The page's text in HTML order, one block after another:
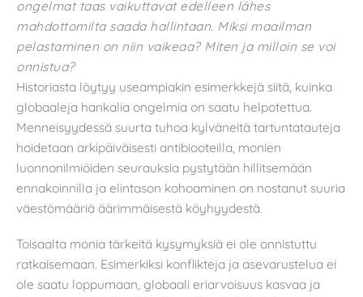
ongelmat taas vaikuttavat edelleen lähes
mahdottomilta saada hallintaan. Miksi maailman
pelastaminen on niin vaikeaa? Miten ja milloin se voi
onnistua?
Historiasta löytyy useampiakin esimerkkejä siitä, kuinka
globaaleja hankalia ongelmia on saatu helpotettua.
Menneisyydessä suurta tuhoa kylväneitä tartuntatauteja
hoidetaan arkipäiväisesti antibiooteilla, monien
luonnonilmiöiden seurauksia pystytään hillitsemään
ennakoinnilla ja elintason kohoaminen on nostanut suuria
väestömääriä äärimmäisestä köyhyydestä.
Toisaalta monia tärkeitä kysymyksiä ei ole onnistuttu
ratkaisemaan. Esimerkiksi konflikteja ja asevarustelua ei
ole saatu loppumaan, globaali eriarvoisuus kasvaa ja